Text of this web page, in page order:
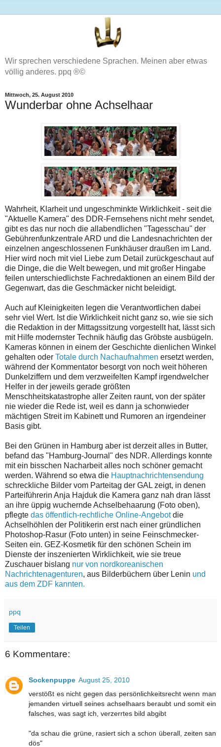
Wir sprechen verschiedene Sprachen. Meinen aber etwas
völlig anderes. ppq ®©
Mittwoch, 25. August 2010
Wunderbar ohne Achselhaar
Wahrheit, Klarheit und ungeschminkte Wirklichkeit - seit die
"Aktuelle Kamera" des DDR-Fernsehens nicht mehr sendet,
gibt es das nur noch die allabendlichen "Tagesschau" der
Gebührenfunkzentrale ARD und die Landesnachrichten der
einzelnen angeschlossenen Funkhäuser draußen im Land.
Hier wird noch mit viel Liebe zum Detail zurückgeschaut auf
die Dinge, die die Welt bewegen, und mit großer Hingabe
feilen unterschiedlichste Fachredaktionen an einem Bild der
Gegenwart, das die Geschmäcker nicht beleidigt.
Auch auf Kleinigkeiten legen die Verantwortlichen dabei
sehr viel Wert. Ist die Wirklichkeit nicht ganz so, wie sie sich
die Redaktion in der Mittagssitzung vorgestellt hat, lässt sich
mit Hilfe modernster Technik häufig das Gröbste ausbügeln.
Kameras können in einem der Geschichte dienlichen Winkel
gehalten oder Totale durch Nachaufnahmen ersetzt werden,
während der Kommentator besorgt von noch weit höheren
Dunkelziffern und dem verzweifelten Kampf irgendwelcher
Helfer in der jeweils gerade größten
Menschheitskatastrophe aller Zeiten raunt, von der später
nie wieder die Rede ist, weil es dann ja schonwieder
mächtigen Streit im Kabinett und Rumoren an irgendeiner
Basis gibt.
Bei den Grünen in Hamburg aber ist derzeit alles in Butter,
befand das "Hamburg-Journal" des NDR. Allerdings konnte
mit ein bisschen Nacharbeit alles noch schöner gemacht
werden. Während so etwa die Hauptnachrichtensendung
schreckliche Bilder vom Parteitag der GAL zeigt, in denen
Parteiführerin Anja Hajduk die Kamera ganz nah dran lässt
an ihre üppig wuchernde Achselbehaarung (Foto oben),
pflegte das öffentlich-rechtliche Online-Angebotdie
Achselhöhlen der Politikerin erst nach einer gründlichen
Photoshop-Rasur (Foto unten) in seine Feinschmecker-
Seiten ein. GEZ-Kosmetik für den schönen Schein im
Dienste der inszenierten Wirklichkeit, wie sie treue
Zuschauer bislang nur von nordkoreanischen
Nachrichtenagenturen, aus Bilderbüchern über Lenin und
aus dem ZDF kannten.
ppq
Teilen
6 Kommentare:
Sockenpuppe August 25, 2010
verstößt es nicht gegen das persönlichkeitsrecht wenn man
jemanden virtuell seines achselhaars beraubt und somit ein
falsches, was sagt ich, verzerrtes bild abgibt
"da schau die grüne, rasiert sich a schon überall, zeiten san
dös"